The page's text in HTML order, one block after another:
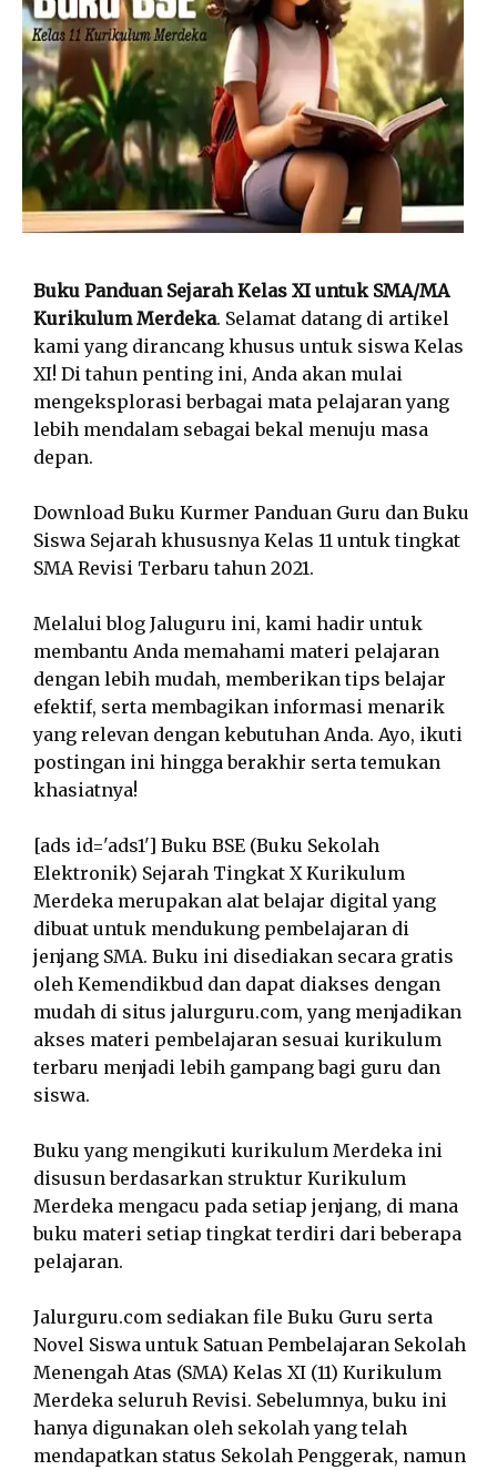
Buku Panduan Sejarah Kelas XI untuk SMA/MA
Kurikulum Merdeka. Selamat datang di artikel
kami yang dirancang khusus untuk siswa Kelas
XI! Di tahun penting ini, Anda akan mulai
mengeksplorasi berbagai mata pelajaran yang
lebih mendalam sebagai bekal menuju masa
depan.
Download Buku Kurmer Panduan Guru dan Buku
Siswa Sejarah khususnya Kelas 11 untuk tingkat
SMA Revisi Terbaru tahun 2021.
Melalui blog Jaluguru ini, kami hadir untuk
membantu Anda memahami materi pelajaran
dengan lebih mudah, memberikan tips belajar
efektif, serta membagikan informasi menarik
yang relevan dengan kebutuhan Anda. Ayo, ikuti
postingan ini hingga berakhir serta temukan
khasiatnya!
[ads id='ads1'] Buku BSE (Buku Sekolah
Elektronik) Sejarah Tingkat X Kurikulum
Merdeka merupakan alat belajar digital yang
dibuat untuk mendukung pembelajaran di
jenjang SMA. Buku ini disediakan secara gratis
oleh Kemendikbud dan dapat diakses dengan
mudah di situs jalurguru.com, yang menjadikan
akses materi pembelajaran sesuai kurikulum
terbaru menjadi lebih gampang bagi guru dan
siswa.
Buku yang mengikuti kurikulum Merdeka ini
disusun berdasarkan struktur Kurikulum
Merdeka mengacu pada setiap jenjang, di mana
buku materi setiap tingkat terdiri dari beberapa
pelajaran.
Jalurguru.com sediakan file Buku Guru serta
Novel Siswa untuk Satuan Pembelajaran Sekolah
Menengah Atas (SMA) Kelas XI (11) Kurikulum
Merdeka seluruh Revisi. Sebelumnya, buku ini
hanya digunakan oleh sekolah yang telah
mendapatkan status Sekolah Penggerak, namun